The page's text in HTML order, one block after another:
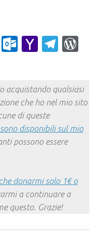
Gmail Yahoo
acquistando qualsiasi
che ho nel mio sito
di queste
sono disponibili sul mio
possono essere
donarmi solo 1€ o
a continuare a
questo. Grazie!